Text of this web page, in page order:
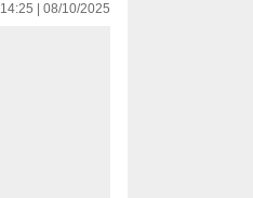
14:25 | 08/10/2025